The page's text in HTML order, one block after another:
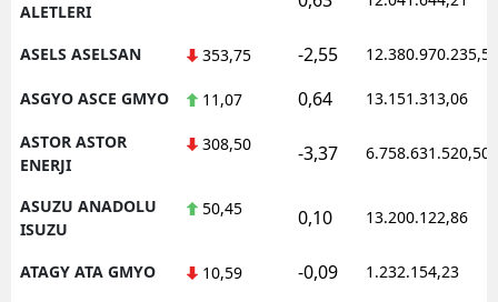
ALETLERI
ASELS ASELSAN 353,75 -2,55 12.380.970.235,50
ASGYO ASCE GMYO 11,07 0,64 13.151.313,06
ASTOR ASTOR
ENERJI
308,50 -3,37 6.758.631.520,50
ASUZU ANADOLU
ISUZU
50,45 0,10 13.200.122,86
ATAGY ATA GMYO 10,59 -0,09 1.232.154,23